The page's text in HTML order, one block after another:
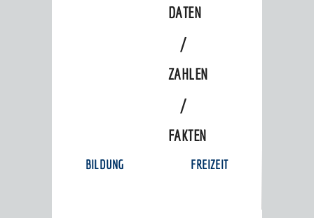
DATEN
/
ZAHLEN
/
FAKTEN
BILDUNG FREIZEIT